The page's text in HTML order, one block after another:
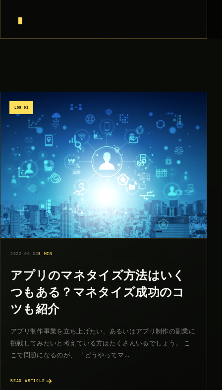
LOG 01
2022.06.025 MIN
アプリのマネタイズ方法はいく
つもある？マネタイズ成功のコ
ツも紹介
アプリ制作事業を立ち上げたい、あるいはアプリ制作の副業に
挑戦してみたいと考えている方はたくさんいるでしょう。 こ
こで問題になるのが、 「どうやってマ…
READ ARTICLE